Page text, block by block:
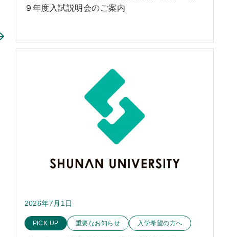
９年度入試説明会のご案内
2026年7月1日
このお知らせのカテゴリー
PICK UP 重要なお知らせ 入学希望の方へ